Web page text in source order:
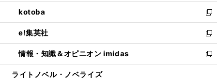
く
ウ
で
開
く
ン
ド
ウ
で
開
く
ウ
ィ
ン
ド
ウ
で
開
し
い
ウ
ィ
ン
ド
ウ
kotoba
新
し
い
ウ
ィ
ン
e!集英社
新
し
い
ウ
情報・知識＆オピニオン imidas
新
し
ライトノベル・ノベライズ